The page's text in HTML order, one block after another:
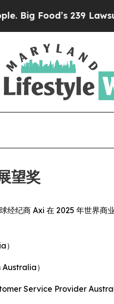
Food’s 239 Lawsuits
望奖
经纪商 Axi 在 2025 年世界
）
Service Provider